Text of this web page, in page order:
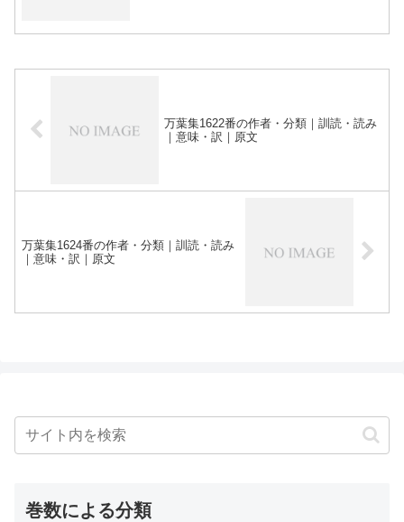
万葉集1622番の作者・分類｜訓読・読み
｜意味・訳｜原文
万葉集1624番の作者・分類｜訓読・読み
｜意味・訳｜原文
巻数による分類